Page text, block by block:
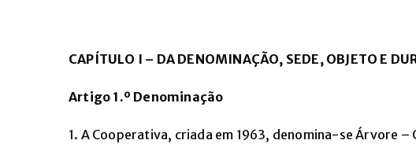
CAPÍTULO I – DA DENOMINAÇÃO, SEDE, OBJETO E
Artigo 1.º Denominação
1. A Cooperativa, criada em 1963, denomina-se Árvore –